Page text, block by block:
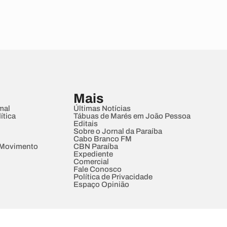
Mais
Últimas Notícias
Tábuas de Marés em João Pessoa
Editais
Sobre o Jornal da Paraíba
Cabo Branco FM
CBN Paraíba
Expediente
Comercial
Fale Conosco
Política de Privacidade
Espaço Opinião